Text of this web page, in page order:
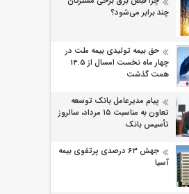
چند برابر می‌شود؟
حق بیمه تولیدی بیمه ملت در
چهار ماه نخست امسال از 14.5
همت گذشت
پیام مدیرعامل بانک توسعه
تعاون به مناسبت ۱۵ مرداد، سالروز
تأسیس بانک
جهش ۶۳ درصدی پرتفوی بیمه
آسیا